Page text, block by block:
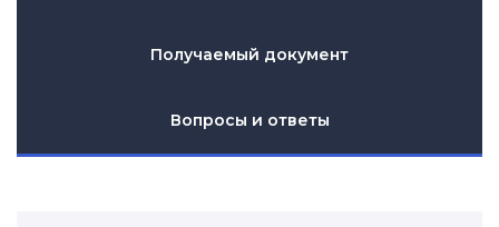
Получаемый документ
Вопросы и ответы